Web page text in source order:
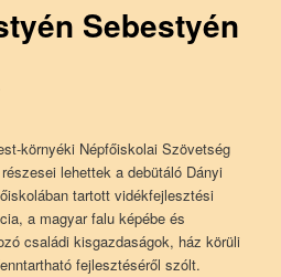
Sebestyén
környéki Népfőiskolai Szövetség
lehettek a debütáló Dányi
tartott vidékfejlesztési
a magyar falu képébe és
családi kisgazdaságok, ház körüli
fejlesztéséről szólt.